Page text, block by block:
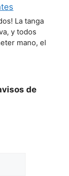
La tanga
y todos
mano, el
de